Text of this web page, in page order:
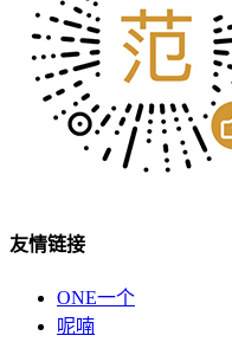
友情链接
ONE一个
呢喃